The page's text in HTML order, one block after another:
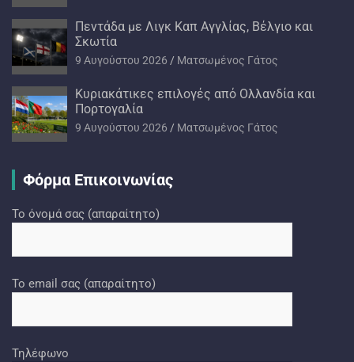
Πεντάδα με Λιγκ Καπ Αγγλίας, Βέλγιο και
Σκωτία
9 Αυγούστου 2026 Ματσωμένος Γάτος
Kυριακάτικες επιλογές από Ολλανδία και
Πορτογαλία
9 Αυγούστου 2026 Ματσωμένος Γάτος
Φόρμα Επικοινωνίας
Το όνομά σας (απαραίτητο)
Το email σας (απαραίτητο)
Τηλέφωνο